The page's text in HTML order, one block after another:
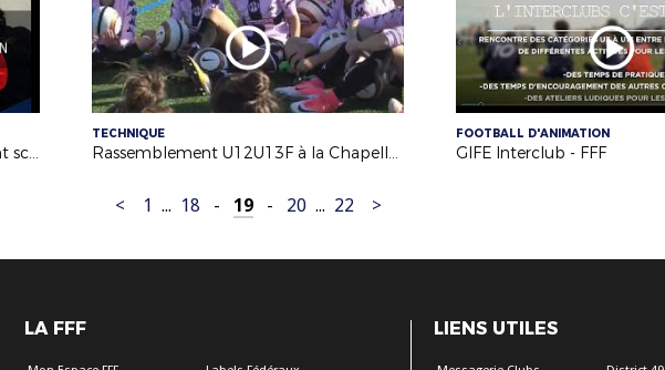
Puissance Foot : L'accompagnement scolaire en lumière avec l'Etoile Mouzillonnaise
TECHNIQUE
Rassemblement U12U13F à la Chapelle des Marais 15.11.17
FOOTBALL D'ANIMATION
GIFE Interclub - FFF
< 1 ... 18 - 19 - 20 ... 22 >
LA FFF LIENS UTILES